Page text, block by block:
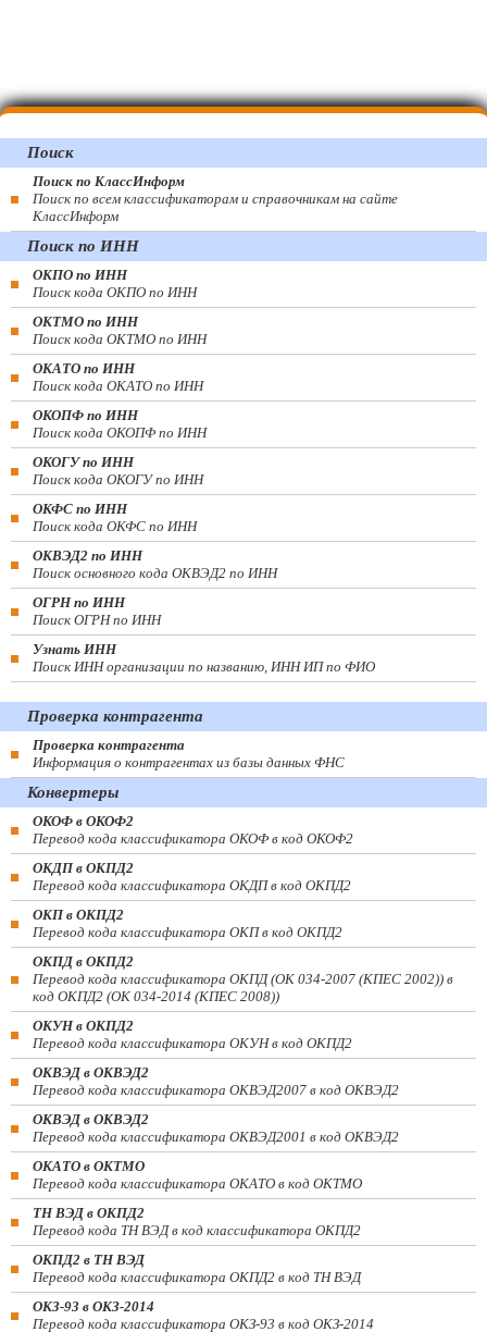
Поиск
Поиск по КлассИнформ
Поиск по всем классификаторам и справочникам на сайте
КлассИнформ
Поиск по ИНН
ОКПО по ИНН
Поиск кода ОКПО по ИНН
ОКТМО по ИНН
Поиск кода ОКТМО по ИНН
ОКАТО по ИНН
Поиск кода ОКАТО по ИНН
ОКОПФ по ИНН
Поиск кода ОКОПФ по ИНН
ОКОГУ по ИНН
Поиск кода ОКОГУ по ИНН
ОКФС по ИНН
Поиск кода ОКФС по ИНН
ОКВЭД2 по ИНН
Поиск основного кода ОКВЭД2 по ИНН
ОГРН по ИНН
Поиск ОГРН по ИНН
Узнать ИНН
Поиск ИНН организации по названию, ИНН ИП по ФИО
Проверка контрагента
Проверка контрагента
Информация о контрагентах из базы данных ФНС
Конвертеры
ОКОФ в ОКОФ2
Перевод кода классификатора ОКОФ в код ОКОФ2
ОКДП в ОКПД2
Перевод кода классификатора ОКДП в код ОКПД2
ОКП в ОКПД2
Перевод кода классификатора ОКП в код ОКПД2
ОКПД в ОКПД2
Перевод кода классификатора ОКПД (ОК 034-2007 (КПЕС 2002)) в
код ОКПД2 (ОК 034-2014 (КПЕС 2008))
ОКУН в ОКПД2
Перевод кода классификатора ОКУН в код ОКПД2
ОКВЭД в ОКВЭД2
Перевод кода классификатора ОКВЭД2007 в код ОКВЭД2
ОКВЭД в ОКВЭД2
Перевод кода классификатора ОКВЭД2001 в код ОКВЭД2
ОКАТО в ОКТМО
Перевод кода классификатора ОКАТО в код ОКТМО
ТН ВЭД в ОКПД2
Перевод кода ТН ВЭД в код классификатора ОКПД2
ОКПД2 в ТН ВЭД
Перевод кода классификатора ОКПД2 в код ТН ВЭД
ОКЗ-93 в ОКЗ-2014
Перевод кода классификатора ОКЗ-93 в код ОКЗ-2014